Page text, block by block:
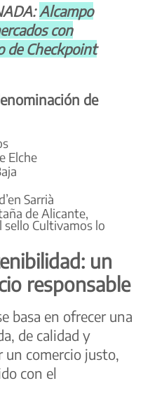
Alcampo
con
de Checkpoint
de
Elche
Sarrià
de Alicante,
sello Cultivamos lo
un
responsable
basa en ofrecer una
de calidad y
un comercio justo,
con el